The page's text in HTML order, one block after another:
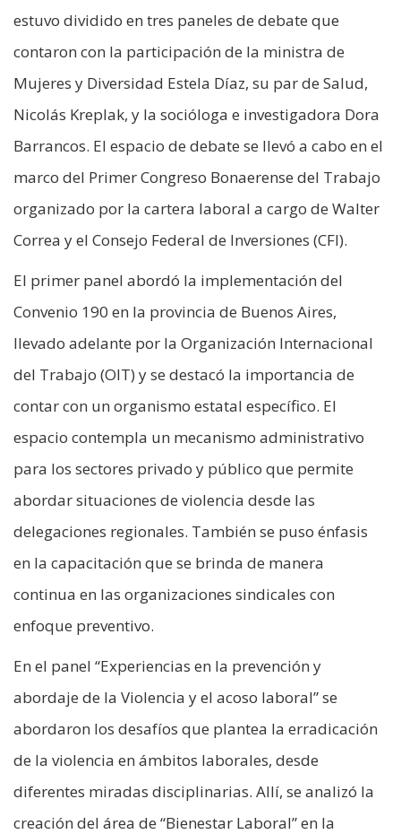
estuvo dividido en tres paneles de debate que
contaron con la participación de la ministra de
Mujeres y Diversidad Estela Díaz, su par de Salud,
Nicolás Kreplak, y la socióloga e investigadora Dora
Barrancos. El espacio de debate se llevó a cabo en el
marco del Primer Congreso Bonaerense del Trabajo
organizado por la cartera laboral a cargo de Walter
Correa y el Consejo Federal de Inversiones (CFI).
El primer panel abordó la implementación del
Convenio 190 en la provincia de Buenos Aires,
llevado adelante por la Organización Internacional
del Trabajo (OIT) y se destacó la importancia de
contar con un organismo estatal específico. El
espacio contempla un mecanismo administrativo
para los sectores privado y público que permite
abordar situaciones de violencia desde las
delegaciones regionales. También se puso énfasis
en la capacitación que se brinda de manera
continua en las organizaciones sindicales con
enfoque preventivo.
En el panel “Experiencias en la prevención y
abordaje de la Violencia y el acoso laboral” se
abordaron los desafíos que plantea la erradicación
de la violencia en ámbitos laborales, desde
diferentes miradas disciplinarias. Allí, se analizó la
creación del área de “Bienestar Laboral” en la